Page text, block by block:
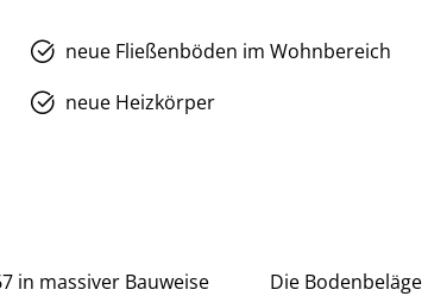
neue Fließenböden im Wohnbereich
neue Heizkörper
in massiver Bauweise
Die